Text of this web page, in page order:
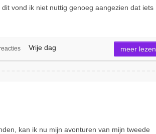
vond ik niet nuttig genoeg aangezien dat iets
Vrije dag meer lezen
kan ik nu mijn avonturen van mijn tweede